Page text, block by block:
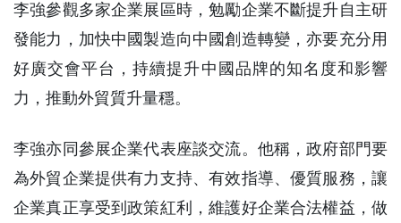
李強參觀多家企業展區時，勉勵企業不斷提升自主研
發能力，加快中國製造向中國創造轉變，亦要充分用
好廣交會平台，持續提升中國品牌的知名度和影響
力，推動外貿質升量穩。
李強亦同參展企業代表座談交流。他稱，政府部門要
為外貿企業提供有力支持、有效指導、優質服務，讓
企業真正享受到政策紅利，維護好企業合法權益，做